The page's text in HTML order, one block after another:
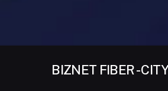
BIZNET FIBER -